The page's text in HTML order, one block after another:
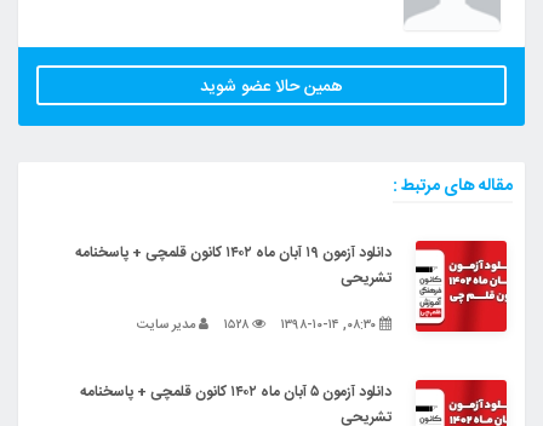
همین حالا عضو شوید
مقاله های مرتبط :
دانلود آزمون ۱۹ آبان ماه ۱۴۰۲ کانون قلمچی + پاسخنامه
تشریحی
مدیر سایت
دانلود آزمون ۵ آبان ماه ۱۴۰۲ کانون قلمچی + پاسخنامه
تشریحی